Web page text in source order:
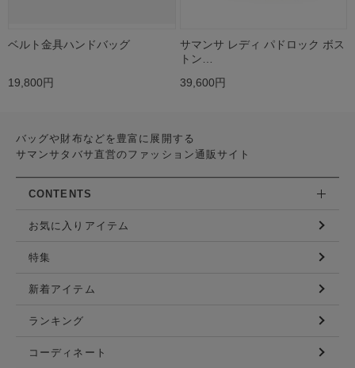
ベルト金具ハンドバッグ
19,800円
サマンサ レディ パドロック ボス
トン…
39,600円
バッグや財布などを豊富に展開する
サマンサタバサ直営のファッション通販サイト
CONTENTS
お気に入りアイテム
特集
新着アイテム
ランキング
コーディネート